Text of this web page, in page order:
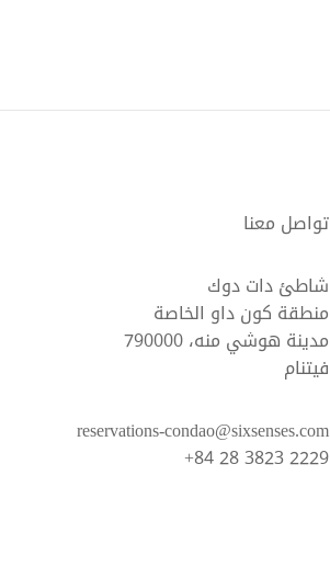
تواصل معنا
شاطئ دات دوك
منطقة كون داو الخاصة
مدينة هوشي منه، 790000
فيتنام
reservations-condao@sixsenses.com
+84 28 3823 2229